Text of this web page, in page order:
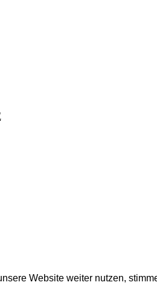
Website weiter nutzen,